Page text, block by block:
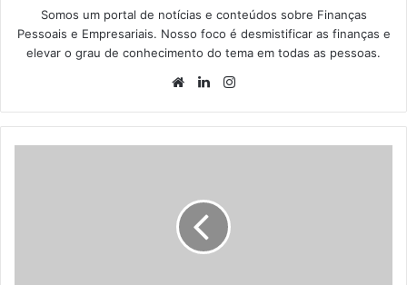
Somos um portal de notícias e conteúdos sobre Finanças
Pessoais e Empresariais. Nosso foco é desmistificar as finanças e
elevar o grau de conhecimento do tema em todas as pessoas.
WebsiteLinkedin